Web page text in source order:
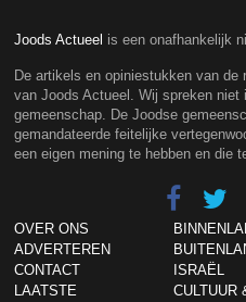
Joods Actueel is een onafhankelijk
De artikels en opiniestukken van
van Joods Actueel. Wij spreken niet
gemeenschap. De Joodse
gemandateerde feitelijke
een eigen mening te hebben en die
OVER ONS
ADVERTEREN
CONTACT
LAATSTE
ISRAËL
CULTUUR